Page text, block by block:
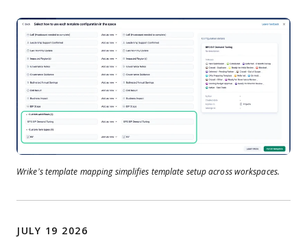
Wrike’s template mapping simplifies template setup across workspaces.
JULY 19 2026